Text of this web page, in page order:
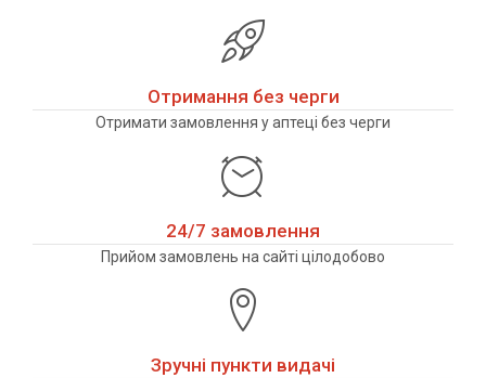
Отримання без черги
Отримати замовлення у аптеці без черги
24/7 замовлення
Прийом замовлень на сайті цілодобово
Зручні пункти видачі